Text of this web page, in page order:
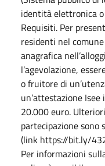
identità elettronica
Requisiti. Per
residenti nel
anagrafica
l’agevolazione,
o fruitore di
un’attestazione
20.000 euro.
partecipazione sono
(link https://bit.ly/
Per informazioni